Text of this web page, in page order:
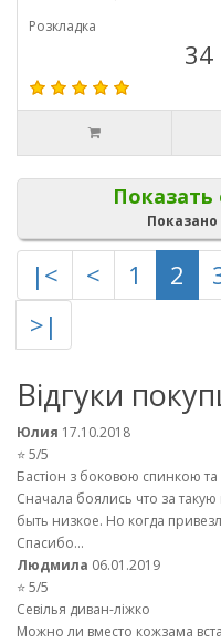
Розкладка
34
Показано
|< < 1 2
>|
Відгуки
Юлия 17.10.2018
⭐ 5/5
Бастіон з боковою спинкою та
Сначала боялись что за
быть низкое. Но когда
Спасибо...
Людмила 06.01.2019
⭐ 5/5
Севілья диван-ліжко
Можно ли вместо кожзама